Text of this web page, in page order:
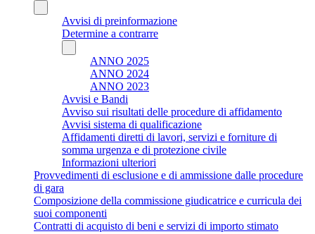
Avvisi di preinformazione
Determine a contrarre
ANNO 2025
ANNO 2024
ANNO 2023
Avvisi e Bandi
Avviso sui risultati delle procedure di affidamento
Avvisi sistema di qualificazione
Affidamenti diretti di lavori, servizi e forniture di
somma urgenza e di protezione civile
Informazioni ulteriori
Provvedimenti di esclusione e di ammissione dalle procedure
di gara
Composizione della commissione giudicatrice e curricula dei
suoi componenti
Contratti di acquisto di beni e servizi di importo stimato